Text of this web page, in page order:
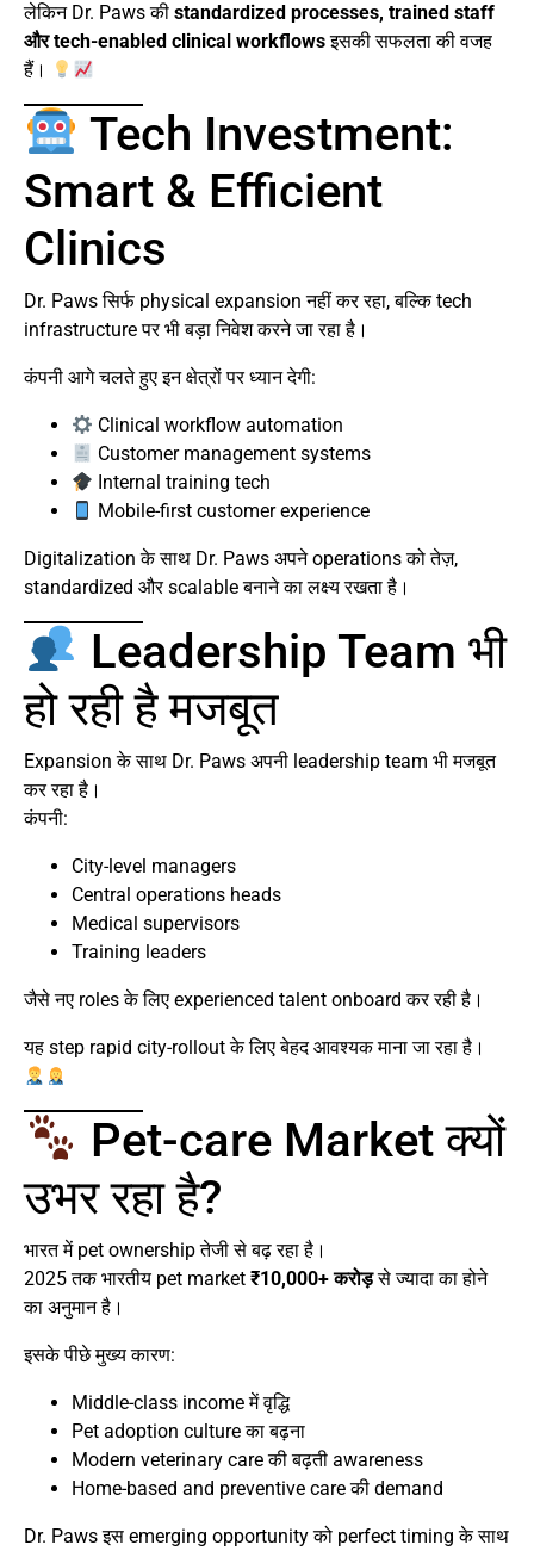
लेकिन Dr. Paws की standardized processes, trained staff
और tech-enabled clinical workflowsइसकी सफलता की वजह
हैं।
Tech Investment:
Smart & Efficient
Clinics
Dr. Paws सिर्फ physical expansion नहीं कर रहा, बल्कि tech
infrastructure पर भी बड़ा निवेश करने जा रहा है।
कंपनी आगे चलते हुए इन क्षेत्रों पर ध्यान देगी:
Clinical workflow automation
Customer management systems
Internal training tech
Mobile-first customer experience
Digitalization के साथ Dr. Paws अपने operations को तेज़,
standardized और scalable बनाने का लक्ष्य रखता है।
Leadership Team भी
हो रही है मजबूत
Expansion के साथ Dr. Paws अपनी leadership team भी मजबूत
कर रहा है।
कंपनी:
City-level managers
Central operations heads
Medical supervisors
Training leaders
जैसे नए roles के लिए experienced talent onboard कर रही है।
यह step rapid city-rollout के लिए बेहद आवश्यक माना जा रहा है।
Pet-care Market क्यों
उभर रहा है?
भारत में pet ownership तेजी से बढ़ रहा है।
2025 तक भारतीय pet market ₹10,000+ करोड़से ज्यादा का होने
का अनुमान है।
इसके पीछे मुख्य कारण:
Middle-class income में वृद्धि
Pet adoption culture का बढ़ना
Modern veterinary care की बढ़ती awareness
Home-based and preventive care की demand
Dr. Paws इस emerging opportunity को perfect timing के साथ